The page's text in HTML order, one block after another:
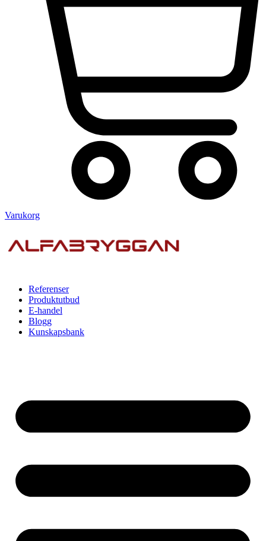
Varukorg
Referenser
Produktutbud
E-handel
Blogg
Kunskapsbank